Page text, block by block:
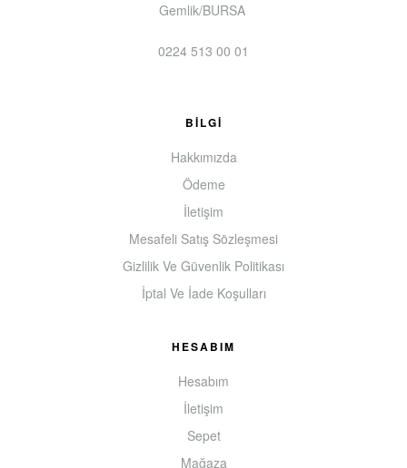
Gemlik/BURSA
0224 513 00 01
BILGI
Hakkımızda
Ödeme
İletişim
Mesafeli Satış Sözleşmesi
Gizlilik Ve Güvenlik Politikası
İptal Ve İade Koşulları
HESABIM
Hesabım
İletişim
Sepet
Mağaza